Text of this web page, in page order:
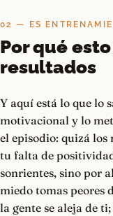
02 — ES
Por qué
resultados
Y aquí está lo que lo
motivacional y lo
el episodio: quizá los
tu falta de
sonrientes, sino por
miedo tomas peores
la gente se aleja de